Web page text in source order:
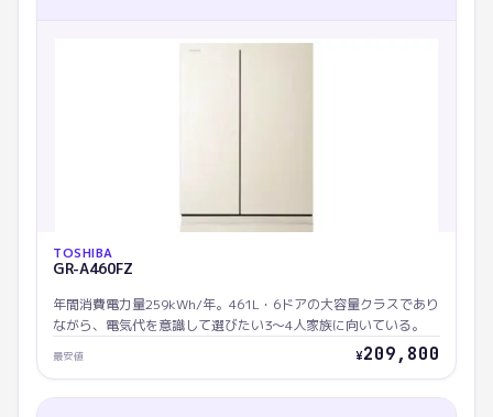
TOSHIBA
GR-A460FZ
年間消費電力量259kWh/年。461L・6ドアの大容量クラスであり
ながら、電気代を意識して選びたい3〜4人家族に向いている。
最安値 ¥209,800